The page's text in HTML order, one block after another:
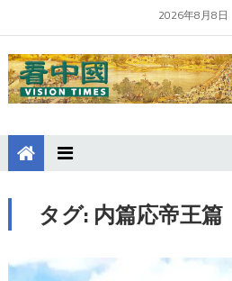
2026年8月8日
タグ: 内篇応帝王篇